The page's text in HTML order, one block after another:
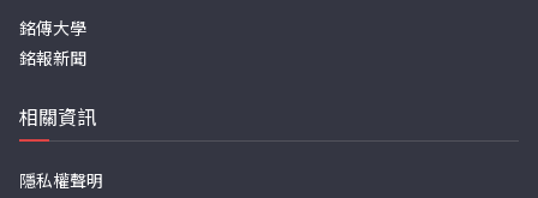
銘傳大學
銘報新聞
相關資訊
隱私權聲明